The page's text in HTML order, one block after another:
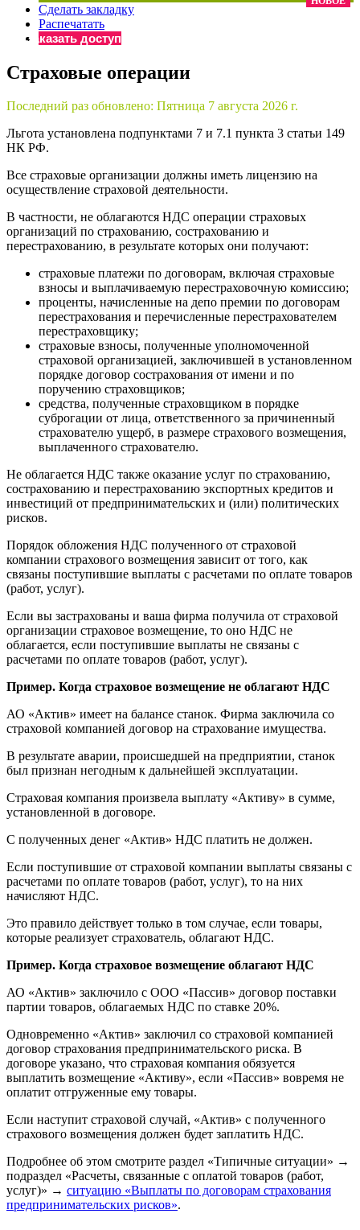
Бератор
«Практическая энциклопедия бухгалтера»
«Нормативные акты для бухгалтера»
«Практическая бухгалтерия»
Онлайн-сервисы «Учетная политика» и «Алгоритмы
Просто заполните форму, и мы вышлем вам на почту
Сделать закладку
Распечатать
Заказать доступ
Страховые операции
Последний раз обновлено: Пятница 7 августа 2026 г.
Льгота установлена подпунктами 7 и 7.1 пункта 3 статьи 149
НК РФ.
Все страховые организации должны иметь лицензию на
осуществление страховой деятельности.
В частности, не облагаются НДС операции страховых
организаций по страхованию, сострахованию и
перестрахованию, в результате которых они получают:
страховые платежи по договорам, включая страховые
взносы и выплачиваемую перестраховочную комиссию;
проценты, начисленные на депо премии по договорам
перестрахования и перечисленные перестрахователем
перестраховщику;
страховые взносы, полученные уполномоченной
страховой организацией, заключившей в установленном
порядке договор сострахования от имени и по
поручению страховщиков;
средства, полученные страховщиком в порядке
суброгации от лица, ответственного за причиненный
страхователю ущерб, в размере страхового возмещения,
выплаченного страхователю.
Не облагается НДС также оказание услуг по страхованию,
сострахованию и перестрахованию экспортных кредитов и
инвестиций от предпринимательских и (или) политических
рисков.
Порядок обложения НДС полученного от страховой
компании страхового возмещения зависит от того, как
связаны поступившие выплаты с расчетами по оплате товаров
(работ, услуг).
Если вы застрахованы и ваша фирма получила от страховой
организации страховое возмещение, то оно НДС не
облагается, если поступившие выплаты не связаны с
расчетами по оплате товаров (работ, услуг).
Пример. Когда страховое возмещение не облагают НДС
АО «Актив» имеет на балансе станок. Фирма заключила со
страховой компанией договор на страхование имущества.
В результате аварии, происшедшей на предприятии, станок
был признан негодным к дальнейшей эксплуатации.
Страховая компания произвела выплату «Активу» в сумме,
установленной в договоре.
С полученных денег «Актив» НДС платить не должен.
Если поступившие от страховой компании выплаты связаны с
расчетами по оплате товаров (работ, услуг), то на них
начисляют НДС.
Это правило действует только в том случае, если товары,
которые реализует страхователь, облагают НДС.
Пример. Когда страховое возмещение облагают НДС
АО «Актив» заключило с ООО «Пассив» договор поставки
партии товаров, облагаемых НДС по ставке 20%.
Одновременно «Актив» заключил со страховой компанией
договор страхования предпринимательского риска. В
договоре указано, что страховая компания обязуется
выплатить возмещение «Активу», если «Пассив» вовремя не
оплатит отгруженные ему товары.
Если наступит страховой случай, «Актив» с полученного
страхового возмещения должен будет заплатить НДС.
Подробнее об этом смотрите раздел «Типичные ситуации» →
подраздел «Расчеты, связанные с оплатой товаров (работ,
услуг)» → ситуацию «Выплаты по договорам страхования
предпринимательских рисков».